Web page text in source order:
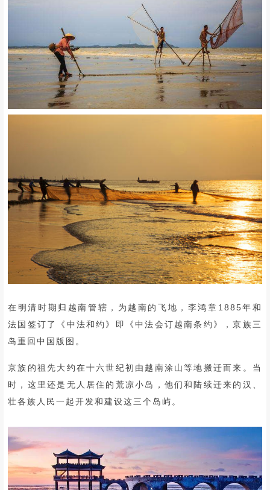
在明清时期归越南管辖，为越南的飞地，李鸿章1885年和
法国签订了《中法和约》即《中法会订越南条约》，京族三
岛重回中国版图。
京族的祖先大约在十六世纪初由越南涂山等地搬迁而来。当
时，这里还是无人居住的荒凉小岛，他们和陆续迁来的汉、
壮各族人民一起开发和建设这三个岛屿。